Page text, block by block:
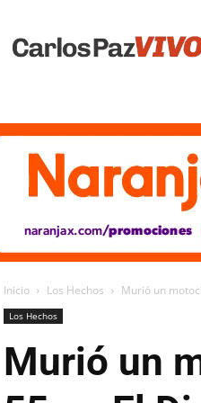
Vivo
Inicio Los Hechos Murió un
Los Hechos
Murió un